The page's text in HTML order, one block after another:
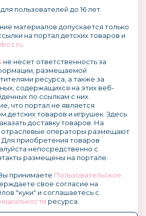
пользователей до 16 лет.
материалов допускается только
на портал детских товаров и
не несет ответственность за
размещаемой
ресурса, а также за
содержащихся на этих веб-
по ссылкам с них.
что портал не является
детских товаров и игрушек. Здесь
доставку товаров. На
отраслевые операторы размещают
приобретения товаров
непосредственно с
размещены на портале.
принимаете Пользовательское
свое согласие на
"куки" и соглашаетесь с
ресурса.